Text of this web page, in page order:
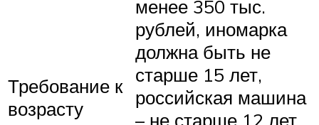
Требование к
возрасту
менее 350 тыс.
рублей, иномарка
должна быть не
старше 15 лет,
российская машина
– не старше 12 лет.